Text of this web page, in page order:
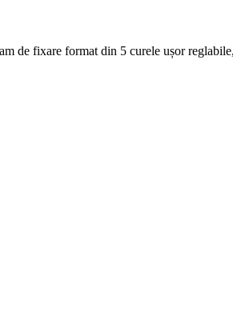
de fixare format din 5 curele ușor